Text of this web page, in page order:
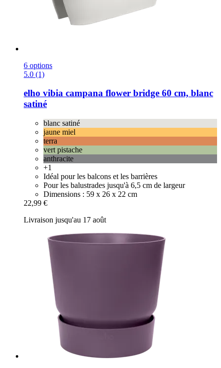
6 options
5.0 (1)
elho vibia campana flower bridge 60 cm, blanc
satiné
blanc satiné
jaune miel
terra
vert pistache
anthracite
+1
Idéal pour les balcons et les barrières
Pour les balustrades jusqu'à 6,5 cm de largeur
Dimensions : 59 x 26 x 22 cm
22,99 €
Livraison jusqu'au 17 août